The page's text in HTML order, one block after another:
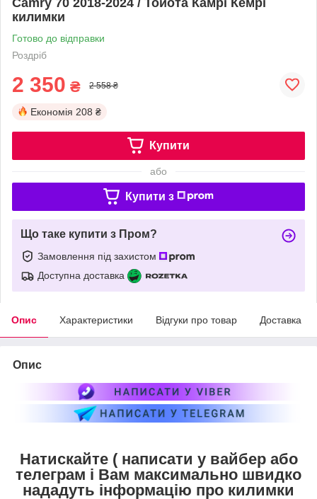
килимки
Готово до відправки
Роздріб
2 350 ₴ 2 558 ₴
Економія 208 ₴
Купити
або
Купити з
Що таке купити з Пром?
Замовлення під захистом
Доступна доставка
Опис Характеристики Відгуки про товар Доставка
Опис
Натискайте ( написати у вайбер або
телеграм і Вам максимально швидко
нададуть інформацію про килимки